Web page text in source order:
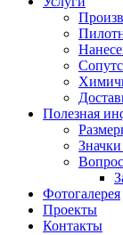
Полезная
Фотогалерея
Проекты
Контакты